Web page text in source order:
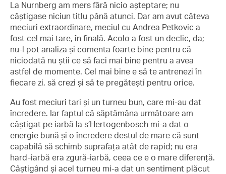
La Nurnberg am mers fără nicio așteptare; nu
câștigase niciun titlu până atunci. Dar am avut câteva
meciuri extraordinare, meciul cu Andrea Petkovic a
fost cel mai tare, în finală. Acolo a fost un declic, da;
nu-l pot analiza și comenta foarte bine pentru că
niciodată nu știi ce să faci mai bine pentru a avea
astfel de momente. Cel mai bine e să te antrenezi în
fiecare zi, să crezi și să te pregătești pentru orice.
Au fost meciuri tari și un turneu bun, care mi-au dat
încredere. Iar faptul că săptămâna următoare am
câștigat pe iarbă la s’Hertogenbosch mi-a dat o
energie bună și o încredere destul de mare că sunt
capabilă să schimb suprafața atât de rapid; nu era
hard-iarbă era zgură-iarbă, ceea ce e o mare diferență.
Câștigând și acel turneu mi-a dat un sentiment plăcut